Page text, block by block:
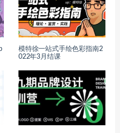
模特徐一站式手绘色彩指南2
022年3月结课